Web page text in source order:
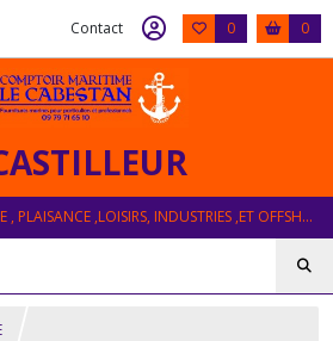
Contact 0 0
EQUIPEMENT BATEAU , PÊCHE , PLAISANCE ,LOISIRS, INDUSTRIES ,ET OFFSHORE